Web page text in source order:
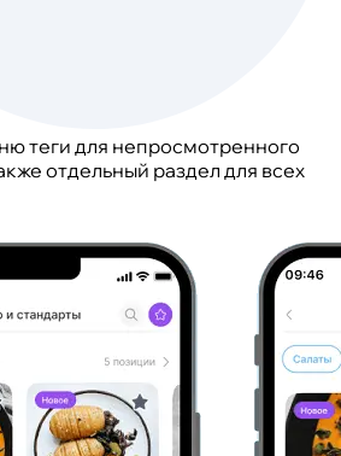
теги для непросмотренного
отдельный раздел для всех